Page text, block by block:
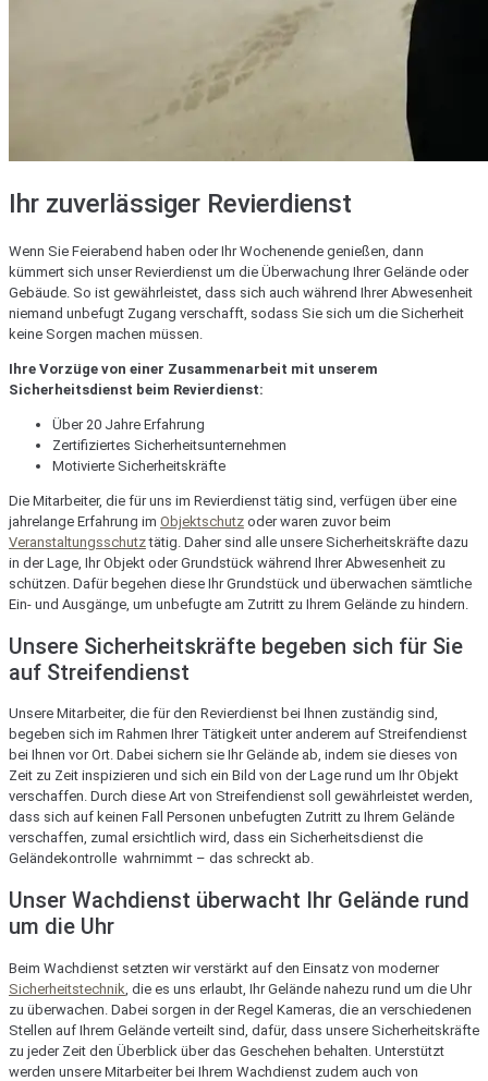
Ihr zuverlässiger Revierdienst
Wenn Sie Feierabend haben oder Ihr Wochenende genießen, dann
kümmert sich unser Revierdienst um die Überwachung Ihrer Gelände oder
Gebäude. So ist gewährleistet, dass sich auch während Ihrer Abwesenheit
niemand unbefugt Zugang verschafft, sodass Sie sich um die Sicherheit
keine Sorgen machen müssen.
Ihre Vorzüge von einer Zusammenarbeit mit unserem
Sicherheitsdienst beim Revierdienst:
Über 20 Jahre Erfahrung
Zertifiziertes Sicherheitsunternehmen
Motivierte Sicherheitskräfte
Die Mitarbeiter, die für uns im Revierdienst tätig sind, verfügen über eine
jahrelange Erfahrung im Objektschutz oder waren zuvor beim
Veranstaltungsschutztätig. Daher sind alle unsere Sicherheitskräfte dazu
in der Lage, Ihr Objekt oder Grundstück während Ihrer Abwesenheit zu
schützen. Dafür begehen diese Ihr Grundstück und überwachen sämtliche
Ein- und Ausgänge, um unbefugte am Zutritt zu Ihrem Gelände zu hindern.
Unsere Sicherheitskräfte begeben sich für Sie
auf Streifendienst
Unsere Mitarbeiter, die für den Revierdienst bei Ihnen zuständig sind,
begeben sich im Rahmen Ihrer Tätigkeit unter anderem auf Streifendienst
bei Ihnen vor Ort. Dabei sichern sie Ihr Gelände ab, indem sie dieses von
Zeit zu Zeit inspizieren und sich ein Bild von der Lage rund um Ihr Objekt
verschaffen. Durch diese Art von Streifendienst soll gewährleistet werden,
dass sich auf keinen Fall Personen unbefugten Zutritt zu Ihrem Gelände
verschaffen, zumal ersichtlich wird, dass ein Sicherheitsdienst die
Geländekontrolle wahrnimmt – das schreckt ab.
Unser Wachdienst überwacht Ihr Gelände rund
um die Uhr
Beim Wachdienst setzten wir verstärkt auf den Einsatz von moderner
Sicherheitstechnik , die es uns erlaubt, Ihr Gelände nahezu rund um die Uhr
zu überwachen. Dabei sorgen in der Regel Kameras, die an verschiedenen
Stellen auf Ihrem Gelände verteilt sind, dafür, dass unsere Sicherheitskräfte
zu jeder Zeit den Überblick über das Geschehen behalten. Unterstützt
werden unsere Mitarbeiter bei Ihrem Wachdienst zudem auch von